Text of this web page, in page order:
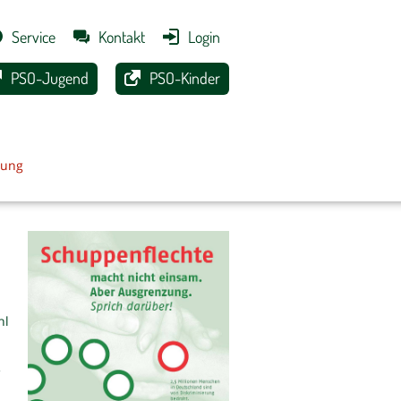
Service Kontakt Login
PSO-Jugend PSO-Kinder